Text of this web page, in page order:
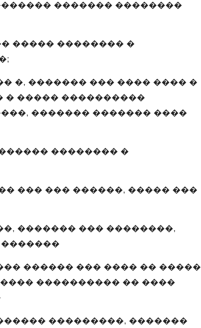
������� ��������
����� �������� �
�, ������� ��� ���� ���� �
� ����� ����������
������� ������� ����
�������� �
��� ��� ������, ����� ���
������� ��� ��������,
������ ��� ���� �� �����
���������� �� ����
���������, �������